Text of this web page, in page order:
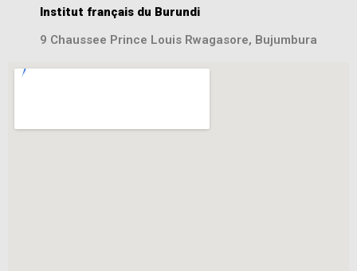
Institut français du Burundi
9 Chaussee Prince Louis Rwagasore, Bujumbura